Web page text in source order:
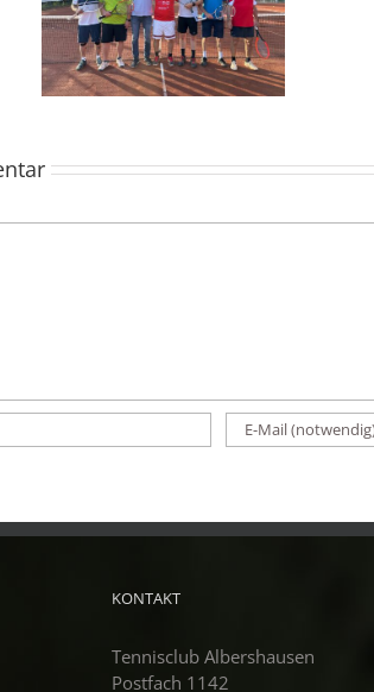
KONTAKT
Tennisclub Albershausen
Postfach 1142